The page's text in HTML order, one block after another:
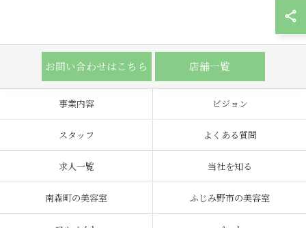
お問い合わせはこちら 店舗一覧
事業内容 ビジョン
スタッフ よくある質問
求人一覧 当社を知る
南森町の美容室 ふじみ野市の美容室